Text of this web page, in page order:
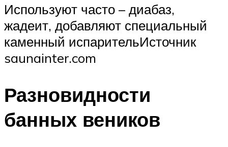
Используют часто – диабаз,
жадеит, добавляют специальный
каменный испарительИсточник
saunainter.com
Разновидности
банных веников